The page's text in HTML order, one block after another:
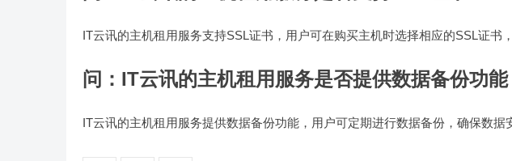
IT云讯的主机租用服务支持SSL证书，用户可在购买主机时选择相应的SSL证书
问： IT云讯的主机租用服务是否提供数据备份功能
IT云讯的主机租用服务提供数据备份功能，用户可定期进行数据备份，确保数据